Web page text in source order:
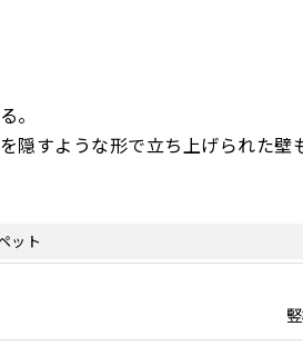
。
隠すような形で立ち上げられた壁
ット